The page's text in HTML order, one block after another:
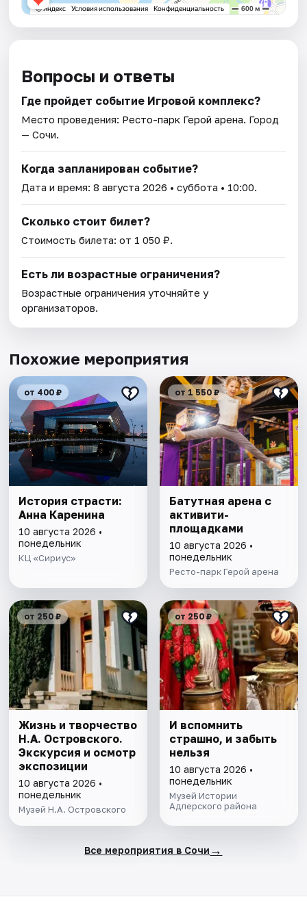
Вопросы и ответы
Где пройдет событие Игровой комплекс?
Место проведения: Ресто-парк Герой арена. Город
— Сочи.
Когда запланирован событие?
Дата и время:8 августа 2026 • суббота • 10:00.
Сколько стоит билет?
Стоимость билета: от 1 050 ₽.
Есть ли возрастные ограничения?
Возрастные ограничения уточняйте у
организаторов.
Похожие мероприятия
от 400 ₽
История страсти:
Анна Каренина
10 августа 2026 •
понедельник
КЦ «Сириус»
от 1 550 ₽
Батутная арена с
активити-
площадками
10 августа 2026 •
понедельник
Ресто-парк Герой арена
от 250 ₽
Жизнь и творчество
Н.А. Островского.
Экскурсия и осмотр
экспозиции
10 августа 2026 •
понедельник
Музей Н.А. Островского
от 250 ₽
И вспомнить
страшно, и забыть
нельзя
10 августа 2026 •
понедельник
Музей Истории
Адлерского района
Все мероприятия в Сочи →